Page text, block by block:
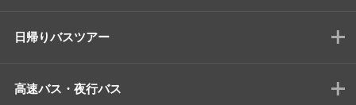
日帰りバスツアー
高速バス・夜行バス